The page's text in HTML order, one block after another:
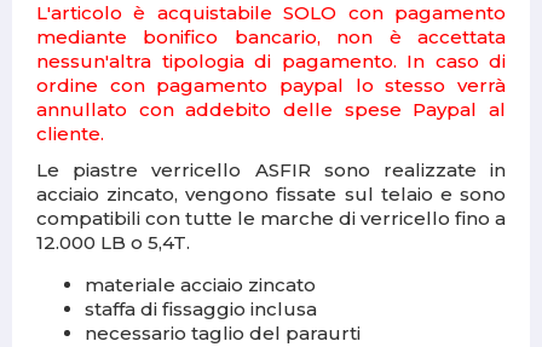
L'articolo è acquistabile SOLO con pagamento
mediante bonifico bancario, non è accettata
nessun'altra tipologia di pagamento. In caso di
ordine con pagamento paypal lo stesso verrà
annullato con addebito delle spese Paypal al
cliente.
Le piastre verricello ASFIR sono realizzate in
acciaio zincato, vengono fissate sul telaio e sono
compatibili con tutte le marche di verricello fino a
12.000 LB o 5,4T.
materiale acciaio zincato
staffa di fissaggio inclusa
necessario taglio del paraurti